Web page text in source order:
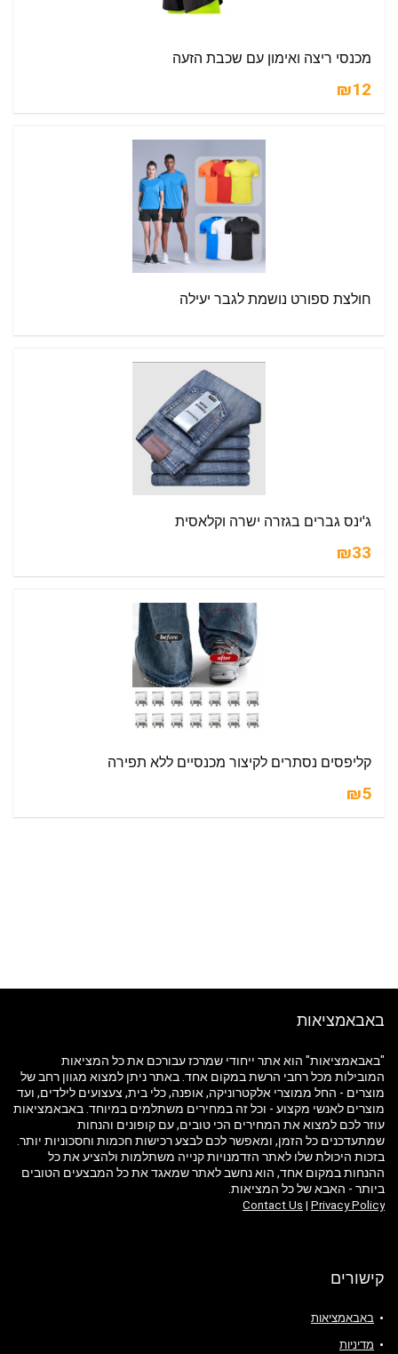
מכנסי ריצה ואימון עם שכבת הזעה
₪12
חולצת ספורט נושמת לגבר יעילה
ג'ינס גברים בגזרה ישרה וקלאסית
₪33
קליפסים נסתרים לקיצור מכנסיים ללא תפירה
₪5
באבאמציאות
"באבאמציאות" הוא אתר ייחודי שמרכז עבורכם את כל המציאות
המובילות מכל רחבי הרשת במקום אחד. באתר ניתן למצוא מגוון רחב של
מוצרים - החל ממוצרי אלקטרוניקה, אופנה, כלי בית, צעצועים לילדים, ועד
מוצרים לאנשי מקצוע - וכל זה במחירים משתלמים במיוחד. באבאמציאות
עוזר לכם למצוא את המחירים הכי טובים, עם קופונים והנחות
שמתעדכנים כל הזמן, ומאפשר לכם לבצע רכישות חכמות וחסכוניות יותר.
בזכות היכולת שלו לאתר הזדמנויות קנייה משתלמות ולהציע את כל
ההנחות במקום אחד, הוא נחשב לאתר שמאגד את כל המבצעים הטובים
ביותר - האבא של כל המציאות.
Contact Us | Privacy Policy
קישורים
באבאמציאות
מדיניות